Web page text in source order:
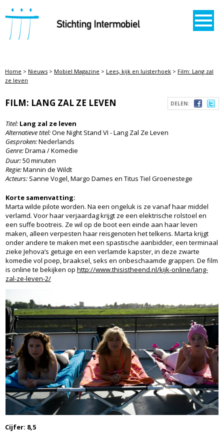
STICHTING INTERMOBIEL
Home > Nieuws > Mobiel Magazine > Lees, kijk en luisterhoek > Film: Lang zal
ze leven
DELEN:
FILM: LANG ZAL ZE LEVEN
Titel: Lang zal ze leven
Alternatieve titel:One Night Stand VI - Lang Zal Ze Leven
Gesproken:Nederlands
Genre:Drama / Komedie
Duur:50 minuten
Regie:Mannin de Wildt
Acteurs: Sanne Vogel, Margo Dames en Titus Tiel Groenestege
Korte samenvatting:
Marta wilde pilote worden. Na een ongeluk is ze vanaf haar middel
verlamd. Voor haar verjaardag krijgt ze een elektrische rolstoel en
een suffe bootreis. Ze wil op de boot een einde aan haar leven
maken, alleen verpesten haar reisgenoten het telkens. Marta krijgt
onder andere te maken met een spastische aanbidder, een terminaal
zieke Jehova’s getuige en een verlamde kapster, in deze zwarte
komedie vol poep, braaksel, seks en onbeschaamde grappen. De film
is online te bekijken op http://www.thisistheend.nl/kijk-online/lang-
zal-ze-leven-2/
Cijfer: 8,5